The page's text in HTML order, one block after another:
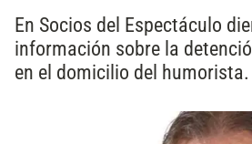
En Socios del Espectáculo
información sobre la
en el domicilio del humorista.